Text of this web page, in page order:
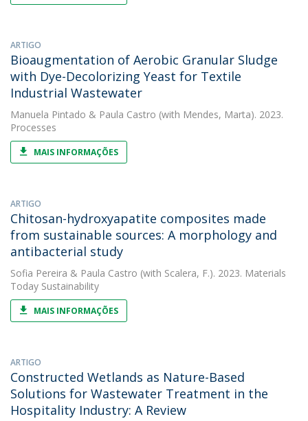
ARTIGO
Bioaugmentation of Aerobic Granular Sludge
with Dye-Decolorizing Yeast for Textile
Industrial Wastewater
Manuela Pintado & Paula Castro (with Mendes, Marta). 2023.
Processes
MAIS INFORMAÇÕES
ARTIGO
Chitosan-hydroxyapatite composites made
from sustainable sources: A morphology and
antibacterial study
Sofia Pereira & Paula Castro (with Scalera, F.). 2023. Materials
Today Sustainability
MAIS INFORMAÇÕES
ARTIGO
Constructed Wetlands as Nature-Based
Solutions for Wastewater Treatment in the
Hospitality Industry: A Review